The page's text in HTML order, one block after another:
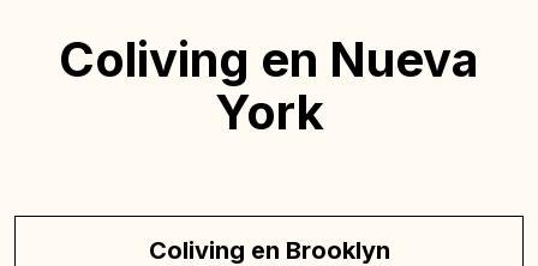
Coliving en Nueva
York
Coliving en Brooklyn